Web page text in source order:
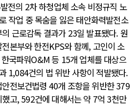
전의 2차 하청업체 소속 비정규직 노
작업 중 목숨을 잃은 태안화력발전소
근로감독 결과가 23일 발표됐다. 원
본부와 한전KPS와 함께, 고인이 소
국파워O&M 등 15개 업체를 대상으
1,084건의 법 위반 사항이 적발됐다.
전보건법령 40개 조항을 위반한 379
고, 592건에 대해서는 약 7억 3천만